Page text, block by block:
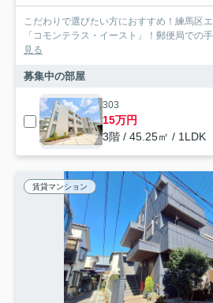
こだわりで選びたい方におすすめ！練馬区
「コモンテラス・イースト」！郵便局での
見る
募集中の部屋
303
15万円
3階 / 45.25㎡ / 1LDK
賃貸マンション